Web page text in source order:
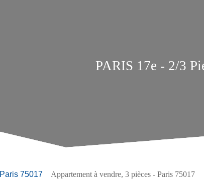
PARIS 17e - 2/3
Paris 75017 Appartement à vendre, 3 pièces - Paris 75017